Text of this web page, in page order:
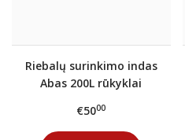
Riebalų surinkimo indas
Abas 200L rūkyklai
€5000